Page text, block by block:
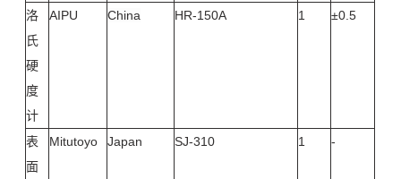
洛
氏
硬
度
计
AIPU China HR-150A 1 ±0.5
表
面
Mitutoyo Japan SJ-310 1 -